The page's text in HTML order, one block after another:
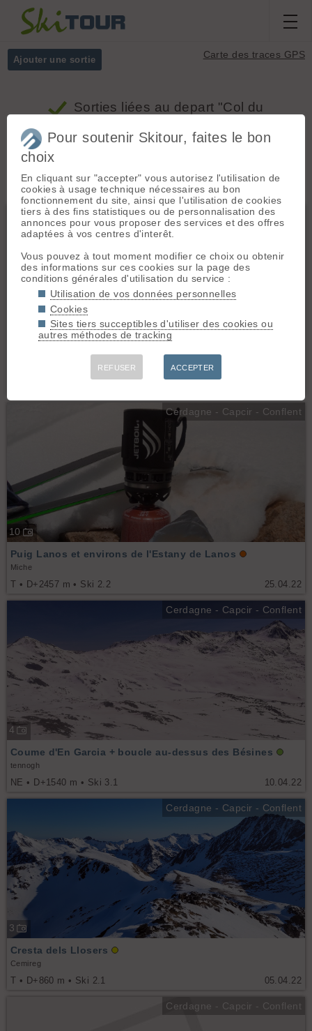
Carte des traces GPS
Ajouter une sortie
Sorties liées au depart "Col du
Massifs Tous
Cerdagne - Capcir - Conflent
Cerdagne - Capcir - Conflent
10
25.04.22
Puig Lanos et environs de l'Estany de Lanos
Miche
T • D+2457 m • Ski 2.2
Cerdagne - Capcir - Conflent
4
10.04.22
Coume d'En Garcia + boucle au-dessus des Bésines
tennogh
NE • D+1540 m • Ski 3.1
Cerdagne - Capcir - Conflent
3
05.04.22
Cresta dels Llosers
Cemireg
T • D+860 m • Ski 2.1
Cerdagne - Capcir - Conflent
Pour soutenir Skitour, faites le bon
choix
En cliquant sur "accepter" vous autorisez l'utilisation de
cookies à usage technique nécessaires au bon
fonctionnement du site, ainsi que l'utilisation de cookies
tiers à des fins statistiques ou de personnalisation des
annonces pour vous proposer des services et des offres
adaptées à vos centres d'interêt.
Vous pouvez à tout moment modifier ce choix ou obtenir
des informations sur ces cookies sur la page des
conditions générales d'utilisation du service :
Utilisation de vos données personnelles
Cookies
Sites tiers succeptibles d'utiliser des cookies ou
autres méthodes de tracking
REFUSER ACCEPTER